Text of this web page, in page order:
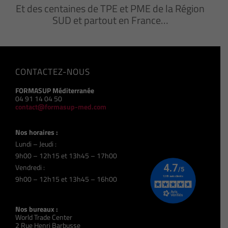
Et des centaines de TPE et PME de la Région
SUD et partout en France…
CONTACTEZ-NOUS
FORMASUP Méditerranée
04 91 14 04 50
contact@formasup-med.com
Nos horaires :
Lundi – Jeudi :
9h00 – 12h15 et 13h45 – 17h00
Vendredi :
9h00 – 12h15 et 13h45 – 16h00
Nos bureaux :
World Trade Center
2 Rue Henri Barbusse